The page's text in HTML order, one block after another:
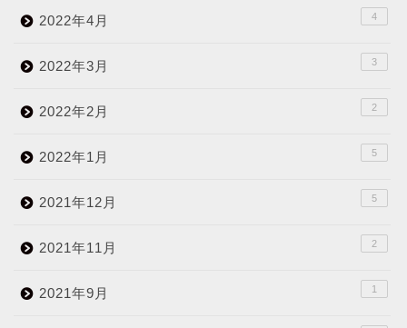
2022年4月 4
2022年3月 3
2022年2月 2
2022年1月 5
2021年12月 5
2021年11月 2
2021年9月 1